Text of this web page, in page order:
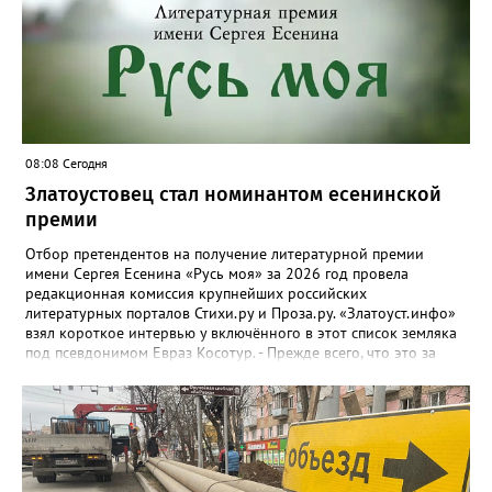
08:08 Сегодня
Златоустовец стал номинантом есенинской
премии
Отбор претендентов на получение литературной премии
имени Сергея Есенина «Русь моя» за 2026 год провела
редакционная комиссия крупнейших российских
литературных порталов Стихи.ру и Проза.ру. «Златоуст.инфо»
взял короткое интервью у включённого в этот список земляка
под псевдонимом Евраз Косотур. - Прежде всего, что это за
«Русь моя» ежегодная, её вручают в канун дня рождения
великого русского поэта. Я о ней узнал на сайте стихи.ру,
подал заявку, особо ни на что не рассчитывая. А потом мне
позвонили, сказали, что я подхожу. - Как давно пишете и о чём?
- Пишу давно, но обычно кидал в стол или отправлял